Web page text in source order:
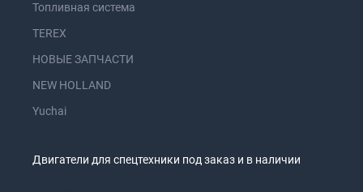
Топливная система
TEREX
НОВЫЕ ЗАПЧАСТИ
NEW HOLLAND
Yuchai
Двигатели для спецтехники под заказ и в наличии